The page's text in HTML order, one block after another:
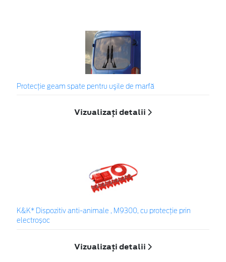
Protecţie geam spate pentru uşile de marfă
Vizualizați detalii
K&K* Dispozitiv anti-animale , M9300, cu protecție prin
electroșoc
Vizualizați detalii